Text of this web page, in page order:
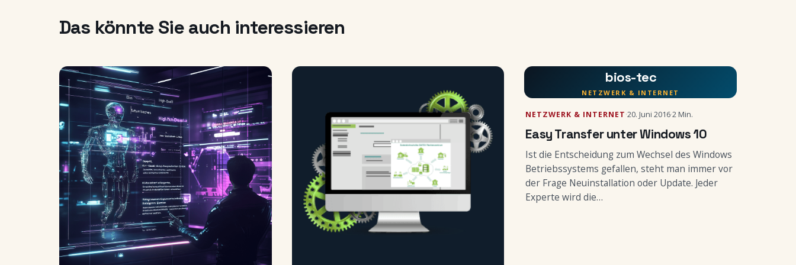
Das könnte Sie auch interessieren
bios-tec
NETZWERK & INTERNET
NETZWERK & INTERNET·20. Juni 2016·2 Min.
Easy Transfer unter Windows 10
Ist die Entscheidung zum Wechsel des Windows
Betriebssystems gefallen, steht man immer vor
der Frage Neuinstallation oder Update. Jeder
Experte wird die…